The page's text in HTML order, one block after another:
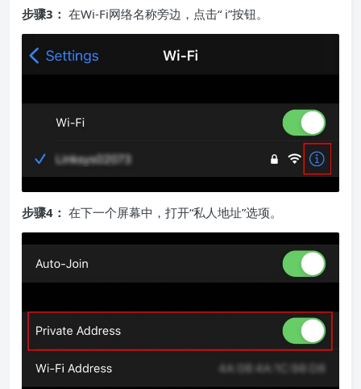
步骤3： 在Wi-Fi网络名称旁边，点击“ i”按钮。
步骤4： 在下一个屏幕中，打开“私人地址”选项。